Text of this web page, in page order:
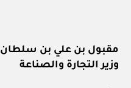
مقبول بن علي بن سلطان
وزير التجارة والصناعة